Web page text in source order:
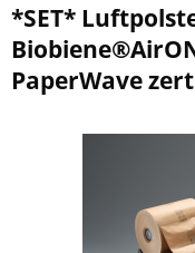
*SET*
PaperWave